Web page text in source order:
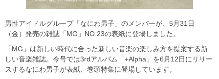
男性アイドルグループ「なにわ男子」のメンバーが、5月31日
（金）発売の雑誌「MG」NO.23の表紙に登場しました。
「MG」は新しい時代に合った新しい音楽の楽しみ方を提案する新
しい音楽雑誌。今号では3rdアルバム「+Alpha」を6月12日にリリー
スするなにわ男子が表紙、巻頭特集に登場しています。